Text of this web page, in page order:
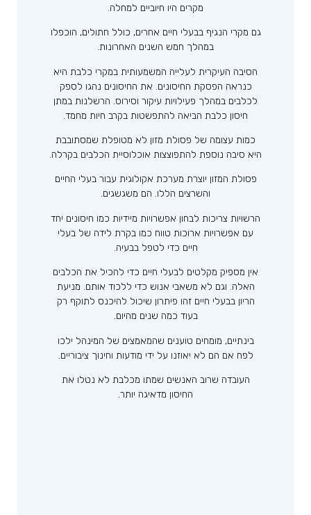
מקרים היו חיוביים למחלה.
גם מקרי הנגיף בבעלי חיים אחרים, כולל חתולים, הוכפלו
במהלך חמש השנים האחרונות.
הסיבה העיקרית לעלייה המשמעותית במקרי כלבת היא
כנראה הפסקת החיסונים. את החיסונים נהגו לספק
לכלבים במהלך פעילויות עיקור וסירוס. הרשלנות במתן
חיסון כלבת הביאה להתפשטות בקרב חיות מחמד.
כמות עצומה של פסולת מזון לא מטופלת שמסתובבת
היא סיבה נוספת להתפוצצות אוכלוסיית הכלבים בקרלה.
פסולת המזון יוצרת מערכת אקולוגית עבור בעלי החיים
והשרצים הללו. הם משגשגים.
הרשויות צריכות לבחון אפשרויות מיידיות כמו חיסונים יחד
עם אפשרויות ארוכות טווח כמו בקרת לידה של בעלי
חיים כדי לטפל בבעיה.
אין מספיק מקלטים לבעלי חיים כדי להכיל את הכלבים
האלה. וגם לא משאבי אנוש כדי ללכוד אותם. מניעת
הריון בבעלי חיים זהו פיתרון שיכול להיכנס לתוקף רק
בעוד כמה שנים מהיום.
בינתיים, מומחים טוענים שהמאמצים של המינהל ילכו
לפח אם הם לא יאוזנו על ידי מודעות וחינוך ציבוריים.
העובדה שרוב האנשים שמתו מכלבת לא נטלו את
החיסון מדאיגה יותר.